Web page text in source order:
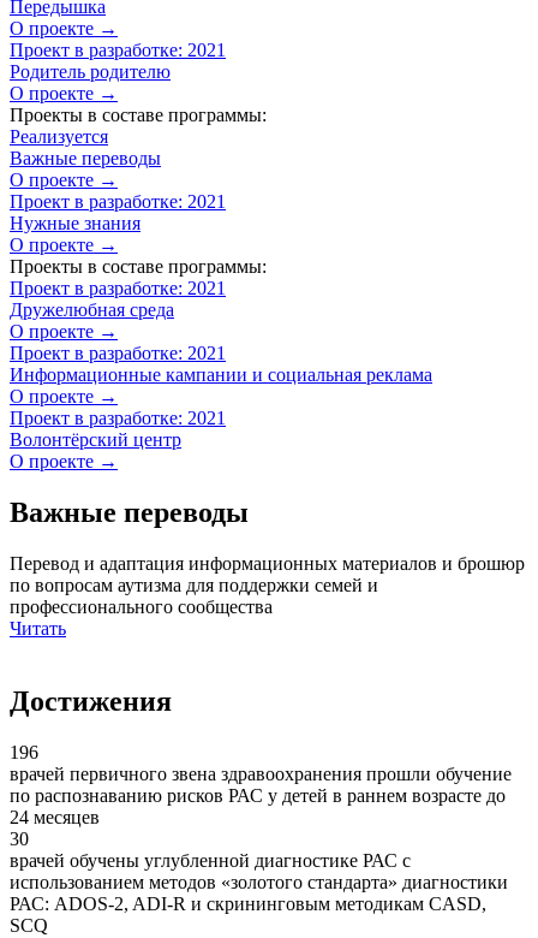
Передышка
О проекте →
Проект в разработке: 2021
Родитель родителю
О проекте →
Проекты в составе программы:
Реализуется
Важные переводы
О проекте →
Проект в разработке: 2021
Нужные знания
О проекте →
Проекты в составе программы:
Проект в разработке: 2021
Дружелюбная среда
О проекте →
Проект в разработке: 2021
Информационные кампании и социальная реклама
О проекте →
Проект в разработке: 2021
Волонтёрский центр
О проекте →
Важные переводы
Перевод и адаптация информационных материалов и брошюр
по вопросам аутизма для поддержки семей и
профессионального сообщества
Читать
Достижения
196
врачей первичного звена здравоохранения прошли обучение
по распознаванию рисков РАС у детей в раннем возрасте до
24 месяцев
30
врачей обучены углубленной диагностике РАС с
использованием методов «золотого стандарта» диагностики
РАС: ADOS-2, ADI-R и скрининговым методикам CASD,
SCQ